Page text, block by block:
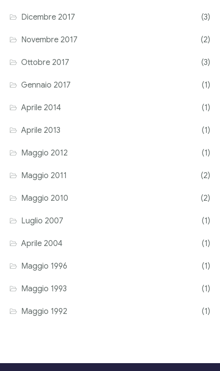
Dicembre 2017 (3)
Novembre 2017 (2)
Ottobre 2017 (3)
Gennaio 2017 (1)
Aprile 2014 (1)
Aprile 2013 (1)
Maggio 2012 (1)
Maggio 2011 (2)
Maggio 2010 (2)
Luglio 2007 (1)
Aprile 2004 (1)
Maggio 1996 (1)
Maggio 1993 (1)
Maggio 1992 (1)